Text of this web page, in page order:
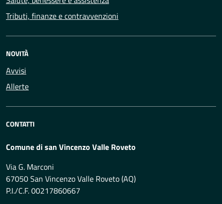
Tributi, finanze e contravvenzioni
NOVITÀ
Avvisi
Allerte
CONTATTI
Comune di san Vincenzo Valle Roveto
Via G. Marconi
67050 San Vincenzo Valle Roveto (AQ)
P.I./C.F. 00217860667